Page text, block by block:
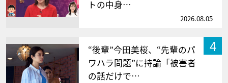
トの中身…
2026.08.05
4
“後輩”今田美桜、“先輩のパ
ワハラ問題”に持論「被害者
の話だけで…